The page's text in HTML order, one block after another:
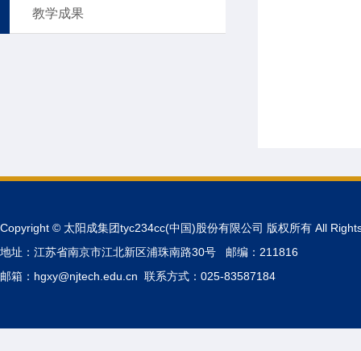
教学成果
Copyright © 太阳成集团tyc234cc(中国)股份有限公司 版权所有 All
地址：江苏省南京市江北新区浦珠南路30号 邮编：211816
邮箱：hgxy@njtech.edu.cn 联系方式：025-83587184